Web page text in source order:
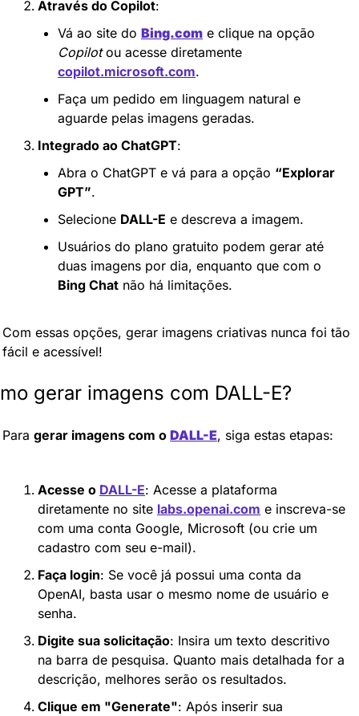
Através do Copilot:
Vá ao site do Bing.com
Copilot
copilot.microsoft.com.
Faça um pedido em linguagem natural e
aguarde pelas imagens geradas.
Integrado ao ChatGPT:
Abra o ChatGPT e vá para a opção “Explorar
GPT”.
Selecione DALL-E e descreva a imagem.
Usuários do plano gratuito podem gerar até
Bing Chat não há limitações.
Com essas opções, gerar imagens criativas nunca foi tão
fácil e acessível!
gerar imagens com DALL-E?
Para gerar imagens com o DALL-E, siga estas etapas:
Acesse o DALL-E: Acesse a plataforma
diretamente no site labs.openai.com e inscreva-se
com uma conta Google, Microsoft (ou crie um
cadastro com seu e-mail).
Faça login: Se você já possui uma conta da
OpenAI, basta usar o mesmo nome de usuário e
senha.
Digite sua solicitação: Insira um texto descritivo
na barra de pesquisa. Quanto mais detalhada for a
descrição, melhores serão os resultados.
Clique em "Generate": Após inserir sua